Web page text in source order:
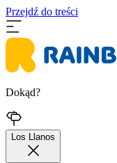
Przejdź do treści
Dokąd?
Los Llanos